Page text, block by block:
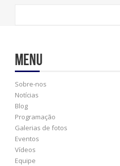
Menu
Sobre-nos
Notícias
Blog
Programação
Galerias de fotos
Eventos
Vídeos
Equipe